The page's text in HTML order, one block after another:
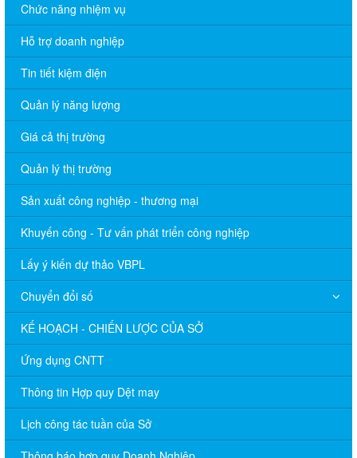
Chức năng nhiệm vụ
Hỗ trợ doanh nghiệp
Tin tiết kiệm điện
Quản lý năng lượng
Giá cả thị trường
Quản lý thị trường
Sản xuất công nghiệp - thương mại
Khuyến công - Tư vấn phát triển công nghiệp
Lấy ý kiến dự thảo VBPL
Chuyển đổi số
KẾ HOẠCH - CHIẾN LƯỢC CỦA SỞ
Ứng dụng CNTT
Thông tin Hợp quy Dệt may
Lịch công tác tuần của Sở